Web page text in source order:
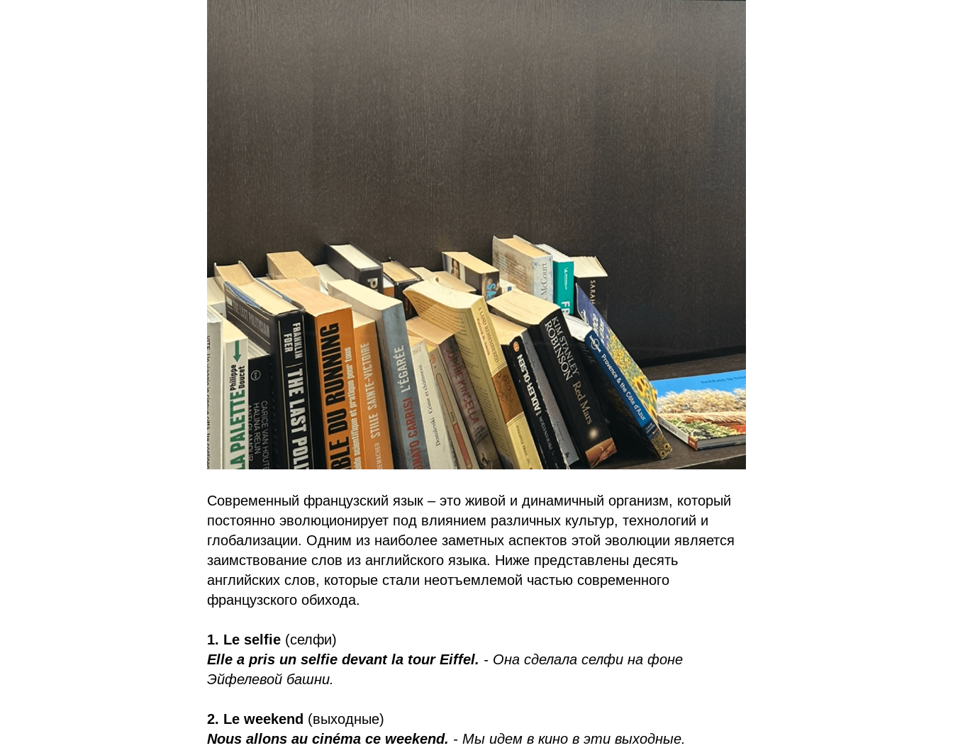
Современный французский язык – это живой и динамичный организм, который
постоянно эволюционирует под влиянием различных культур, технологий и
глобализации. Одним из наиболее заметных аспектов этой эволюции является
заимствование слов из английского языка. Ниже представлены десять
английских слов, которые стали неотъемлемой частью современного
французского обихода.
1. Le selfie (селфи)
Elle a pris un selfie devant la tour Eiffel. - Она сделала селфи на фоне
Эйфелевой башни.
2. Le weekend (выходные)
Nous allons au cinéma ce weekend. - Мы идем в кино в эти выходные.